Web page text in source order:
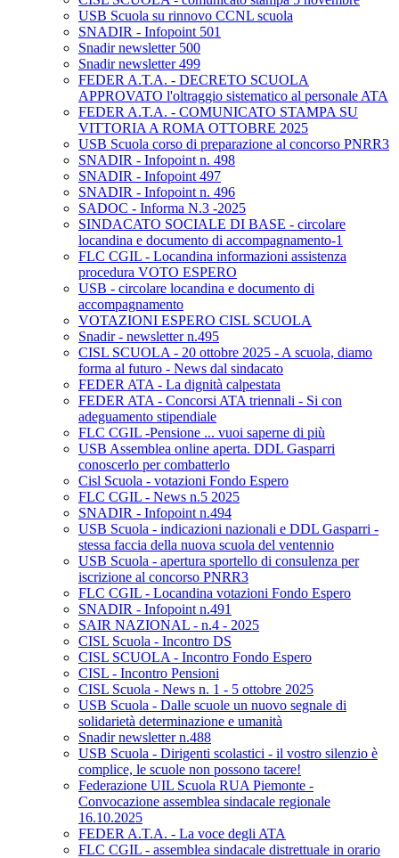
USB Scuola su rinnovo CCNL scuola
SNADIR - Infopoint 501
Snadir newsletter 500
Snadir newsletter 499
FEDER A.T.A. - DECRETO SCUOLA
APPROVATO l'oltraggio sistematico al personale ATA
FEDER A.T.A. - COMUNICATO STAMPA SU
VITTORIA A ROMA OTTOBRE 2025
USB Scuola corso di preparazione al concorso PNRR3
SNADIR - Infopoint n. 498
SNADIR - Infopoint 497
SNADIR - Infopoint n. 496
SADOC - Informa N.3 -2025
SINDACATO SOCIALE DI BASE - circolare
locandina e documento di accompagnamento-1
FLC CGIL - Locandina informazioni assistenza
procedura VOTO ESPERO
USB - circolare locandina e documento di
accompagnamento
VOTAZIONI ESPERO CISL SCUOLA
Snadir - newsletter n.495
CISL SCUOLA - 20 ottobre 2025 - A scuola, diamo
forma al futuro - News dal sindacato
FEDER ATA - La dignità calpestata
FEDER ATA - Concorsi ATA triennali - Si con
adeguamento stipendiale
FLC CGIL -Pensione ... vuoi saperne di più
USB Assemblea online aperta. DDL Gasparri
conoscerlo per combatterlo
Cisl Scuola - votazioni Fondo Espero
FLC CGIL - News n.5 2025
SNADIR - Infopoint n.494
USB Scuola - indicazioni nazionali e DDL Gasparri -
stessa faccia della nuova scuola del ventennio
USB Scuola - apertura sportello di consulenza per
iscrizione al concorso PNRR3
FLC CGIL - Locandina votazioni Fondo Espero
SNADIR - Infopoint n.491
SAIR NAZIONAL - n.4 - 2025
CISL Scuola - Incontro DS
CISL SCUOLA - Incontro Fondo Espero
CISL - Incontro Pensioni
CISL Scuola - News n. 1 - 5 ottobre 2025
USB Scuola - Dalle scuole un nuovo segnale di
solidarietà determinazione e umanità
Snadir newsletter n.488
USB Scuola - Dirigenti scolastici - il vostro silenzio è
complice, le scuole non possono tacere!
Federazione UIL Scuola RUA Piemonte -
Convocazione assemblea sindacale regionale
16.10.2025
FEDER A.T.A. - La voce degli ATA
FLC CGIL - assemblea sindacale distrettuale in orario